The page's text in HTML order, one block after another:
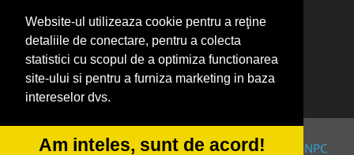
Website-ul utilizeaza cookie pentru a reţine
detaliile de conectare, pentru a colecta
statistici cu scopul de a optimiza functionarea
site-ului si pentru a furniza marketing in baza
intereselor dvs.
Am inteles, sunt de acord!
ColectareDeseuriMedicale.com
FirmaDeratizare.ro
Service-Reparatii.com
Servicii-DDD.com
© 2014-2026 Powered byVilonMedia&TekaBility ANPC